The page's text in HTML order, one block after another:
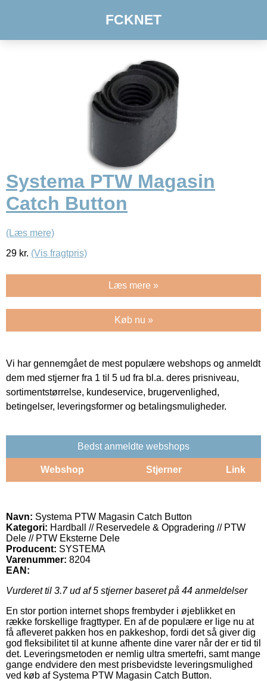
FCKNET
Systema PTW Magasin
Catch Button
(Læs mere)
29 kr. (Vis fragtpris)
Læs mere »
Køb nu »
Vi har gennemgået de mest populære webshops og anmeldt
dem med stjerner fra 1 til 5 ud fra bl.a. deres prisniveau,
sortimentstørrelse, kundeservice, brugervenlighed,
betingelser, leveringsformer og betalingsmuligheder.
Bedst anmeldte webshops
Webshop Stjerner Link
Navn: Systema PTW Magasin Catch Button
Kategori: Hardball // Reservedele & Opgradering // PTW
Dele // PTW Eksterne Dele
Producent: SYSTEMA
Varenummer: 8204
EAN:
Vurderet til 3.7ud af 5 stjerner baseret på 44 anmeldelser
En stor portion internet shops frembyder i øjeblikket en
række forskellige fragttyper. En af de populære er lige nu at
få afleveret pakken hos en pakkeshop, fordi det så giver dig
god fleksibilitet til at kunne afhente dine varer når der er tid til
det. Leveringsmetoden er nemlig ultra smertefri, samt mange
gange endvidere den mest prisbevidste leveringsmulighed
ved køb af Systema PTW Magasin Catch Button.